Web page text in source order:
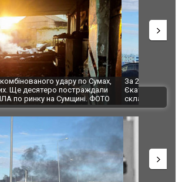
від кордону з Україною: в
після атаки дронів загорівся
ФОТО. ВІДЕО
"Мої
ВІДЕО